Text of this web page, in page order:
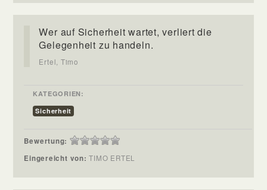
Wer auf Sicherheit wartet, verliert die
Gelegenheit zu handeln.
Ertel, Timo
KATEGORIEN:
Sicherheit
Bewertung:
Eingereicht von:TIMO ERTEL